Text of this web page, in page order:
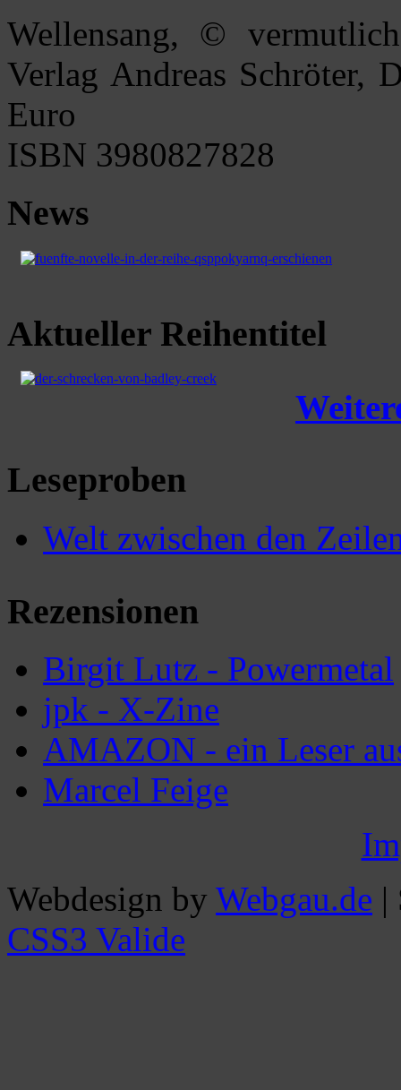
Wellensang, ©
Verlag Andreas Schröter,
Euro
ISBN 3980827828
News
Aktueller Reihentitel
Leseproben
Welt zwischen den
Rezensionen
Birgit Lutz - Powermetal
jpk - X-Zine
AMAZON - ein Leser
Marcel Feige
Webdesign by Webgau.de |
CSS3 Valide